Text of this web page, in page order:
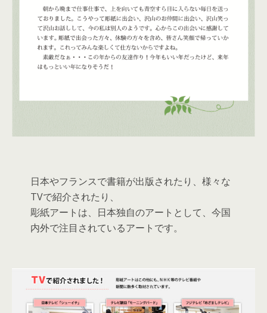
日本やフランスで書籍が出版されたり、様々な
TVで紹介されたり、
彫紙アートは、日本独自のアートとして、今国
内外で注目されているアートです。